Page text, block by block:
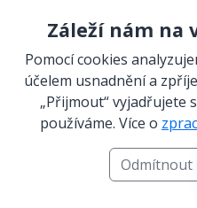
Zpracování osobních
Vyzvednutí
Isibalo na sítích
Záleží nám na
Pomocí cookies
účelem usnadnění a
„Přijmout“ vyjadřujete
používáme. Více o
Odmítnout